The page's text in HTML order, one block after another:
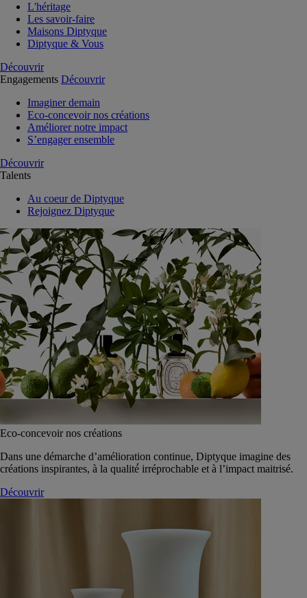
L'héritage
Les savoir-faire
Maisons Diptyque
Diptyque & Vous
Découvrir
Engagements Découvrir
Imaginer demain
Eco-concevoir nos créations
Améliorer notre impact
S’engager ensemble
Découvrir
Talents
Au coeur de Diptyque
Rejoignez Diptyque
Eco-concevoir nos créations
Dans une démarche d’amélioration continue, Diptyque imagine des
créations inspirantes, à la qualité́ irréprochable et à l’impact maitrisé.
Découvrir